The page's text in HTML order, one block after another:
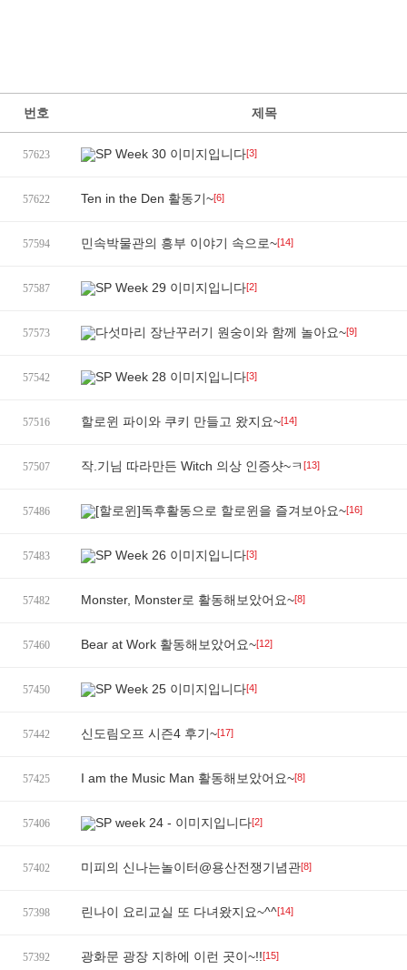
번호 제목
57623 SP Week 30 이미지입니다[3]
57622 Ten in the Den 활동기~[6]
57594 민속박물관의 흥부 이야기 속으로~[14]
57587 SP Week 29 이미지입니다[2]
57573 다섯마리 장난꾸러기 원숭이와 함께 놀아요~[9]
57542 SP Week 28 이미지입니다[3]
57516 할로윈 파이와 쿠키 만들고 왔지요~[14]
57507 작.기님 따라만든 Witch 의상 인증샷~ㅋ [13]
57486 [할로윈]독후활동으로 할로윈을 즐겨보아요~[16]
57483 SP Week 26 이미지입니다[3]
57482 Monster, Monster로 활동해보았어요~[8]
57460 Bear at Work 활동해보았어요~[12]
57450 SP Week 25 이미지입니다[4]
57442 신도림오프 시즌4 후기~[17]
57425 I am the Music Man 활동해보았어요~[8]
57406 SP week 24 - 이미지입니다[2]
57402 미피의 신나는놀이터@용산전쟁기념관[8]
57398 린나이 요리교실 또 다녀왔지요~^^[14]
57392 광화문 광장 지하에 이런 곳이~!![15]